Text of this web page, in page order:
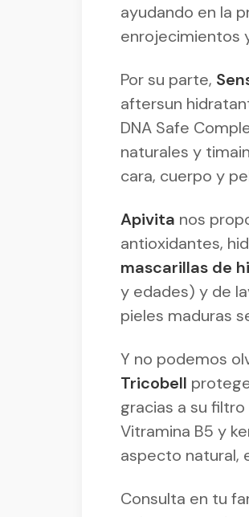
ayudando en la
enrojecimientos
Por su parte,
aftersun
DNA Safe
naturales y
cara, cuerpo y
Apivita nos
antioxidantes,
mascarillas de
y edades) y de
pieles maduras
Y no podemos
Tricobell
gracias a su
Vitramina B5 y
aspecto natural,
Consulta en tu